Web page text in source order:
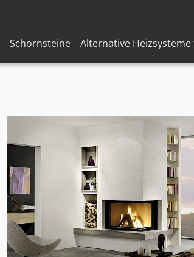
Schornsteine Alternative Heizsysteme